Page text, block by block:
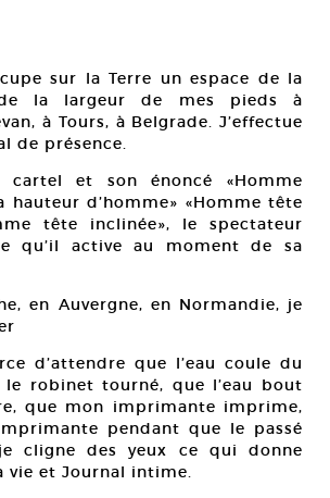
sur la Terre un espace de la
la largeur de mes pieds à
à Tours, à Belgrade. J’effectue
de présence.
cartel et son énoncé «Homme
d’homme» «Homme tête
tête inclinée», le spectateur
qu’il active au moment de sa
en Auvergne, en Normandie, je
d’attendre que l’eau coule du
robinet tourné, que l’eau bout
que mon imprimante imprime,
pendant que le passé
cligne des yeux ce qui donne
vie et Journal intime.